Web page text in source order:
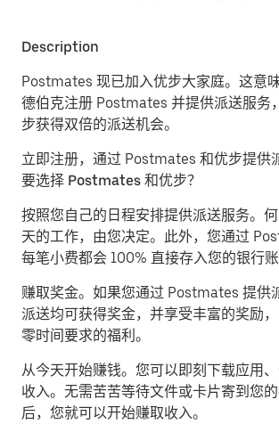
Description
Postmates 现已加入优步大家庭。这意
德伯克注册 Postmates 并提供派送服务
步获得双倍的派送机会。
立即注册，通过 Postmates 和优步提供
要选择 Postmates 和优步？
按照您自己的日程安排提供派送服务。
天的工作，由您决定。此外，您通过
每笔小费都会 100% 直接存入您的银行账
赚取奖金。 如果您通过 Postmates 提供
派送均可获得奖金，并享受丰富的奖励
零时间要求的福利。
从今天开始赚钱。 您可以即刻下载应用
收入。无需苦苦等待文件或卡片寄到您
后，您就可以开始赚取收入。